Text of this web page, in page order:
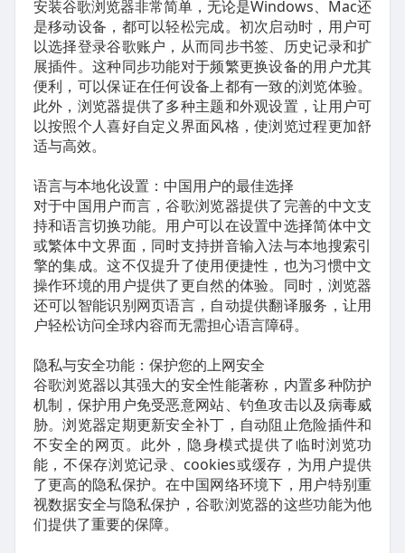
安装谷歌浏览器非常简单，无论是Windows、Mac还
是移动设备，都可以轻松完成。初次启动时，用户可
以选择登录谷歌账户，从而同步书签、历史记录和扩
展插件。这种同步功能对于频繁更换设备的用户尤其
便利，可以保证在任何设备上都有一致的浏览体验。
此外，浏览器提供了多种主题和外观设置，让用户可
以按照个人喜好自定义界面风格，使浏览过程更加舒
适与高效。
语言与本地化设置：中国用户的最佳选择
对于中国用户而言，谷歌浏览器提供了完善的中文支
持和语言切换功能。用户可以在设置中选择简体中文
或繁体中文界面，同时支持拼音输入法与本地搜索引
擎的集成。这不仅提升了使用便捷性，也为习惯中文
操作环境的用户提供了更自然的体验。同时，浏览器
还可以智能识别网页语言，自动提供翻译服务，让用
户轻松访问全球内容而无需担心语言障碍。
隐私与安全功能：保护您的上网安全
谷歌浏览器以其强大的安全性能著称，内置多种防护
机制，保护用户免受恶意网站、钓鱼攻击以及病毒威
胁。浏览器定期更新安全补丁，自动阻止危险插件和
不安全的网页。此外，隐身模式提供了临时浏览功
能，不保存浏览记录、cookies或缓存，为用户提供
了更高的隐私保护。在中国网络环境下，用户特别重
视数据安全与隐私保护，谷歌浏览器的这些功能为他
们提供了重要的保障。